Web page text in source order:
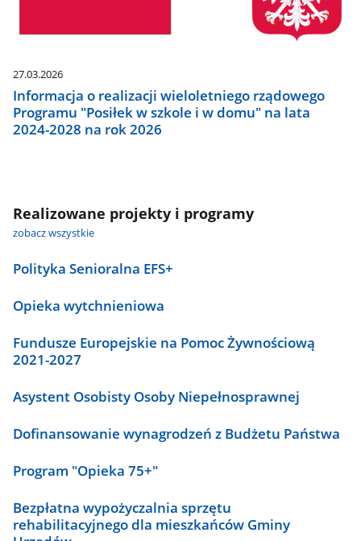
27.03.2026
Informacja o realizacji wieloletniego rządowego
Programu "Posiłek w szkole i w domu" na lata
2024-2028 na rok 2026
Realizowane projekty i programy
zobacz wszystkie
Polityka Senioralna EFS+
Opieka wytchnieniowa
Fundusze Europejskie na Pomoc Żywnościową
2021-2027
Asystent Osobisty Osoby Niepełnosprawnej
Dofinansowanie wynagrodzeń z Budżetu Państwa
Program "Opieka 75+"
Bezpłatna wypożyczalnia sprzętu
rehabilitacyjnego dla mieszkańców Gminy